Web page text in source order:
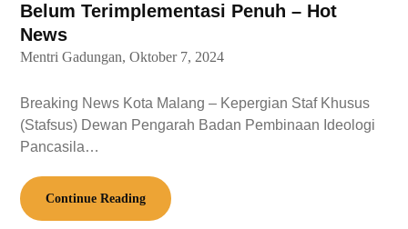
Belum Terimplementasi Penuh – Hot
News
Mentri Gadungan, Oktober 7, 2024
Breaking News Kota Malang – Kepergian Staf Khusus
(Stafsus) Dewan Pengarah Badan Pembinaan Ideologi
Pancasila…
Continue Reading